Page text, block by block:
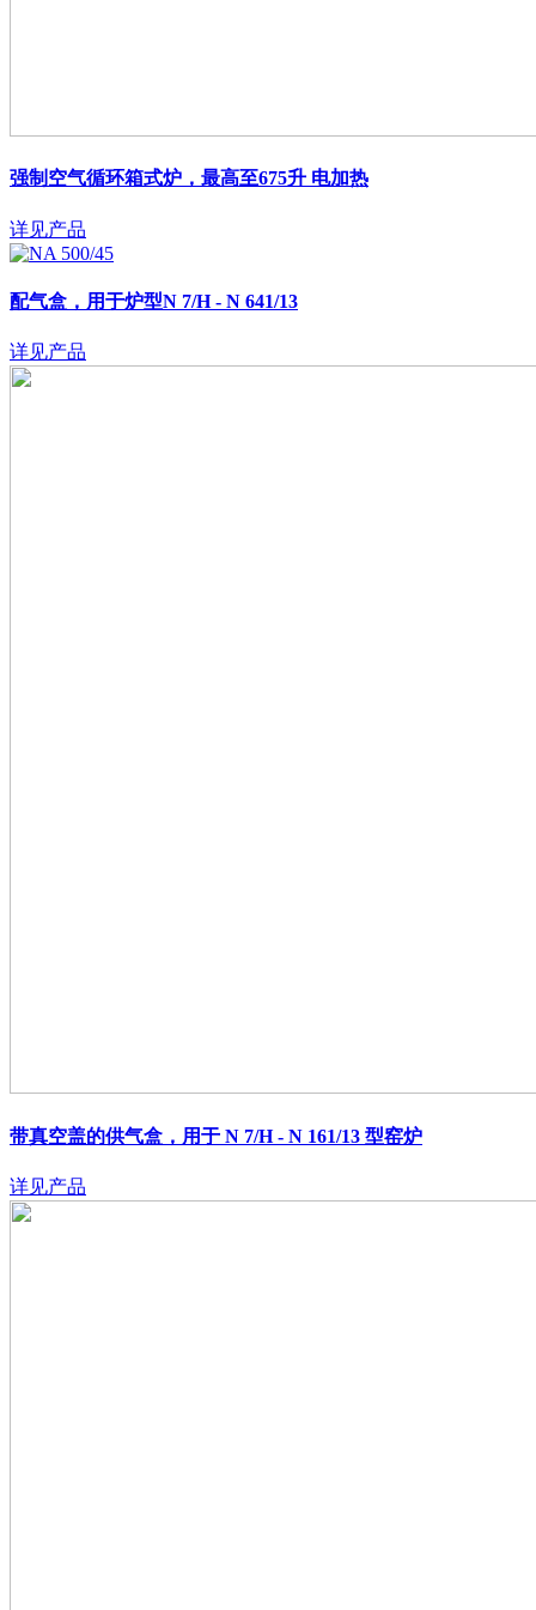
强制空气循环箱式炉，最高至675升 电加热
详见产品
配气盒，用于炉型N 7/H - N 641/13
详见产品
带真空盖的供气盒，用于 N 7/H - N 161/13 型窑炉
详见产品